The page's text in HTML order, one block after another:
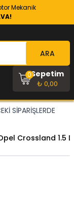
Mekanik
ARA
Sepetim
₺ 0,00
0
SİPARİŞLERDE
Crossland 1.5